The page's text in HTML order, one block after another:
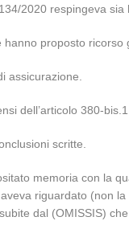
2020 respingeva sia
proposto ricorso
assicurazione.
dell’articolo 380-bis.1.
scritte.
memoria con la
riguardato (non
dal (OMISSIS)